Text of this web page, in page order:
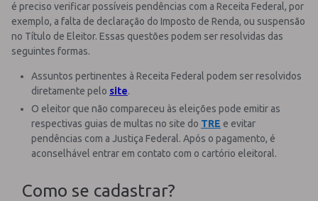
é preciso verificar possíveis pendências com a Receita Federal, por
exemplo, a falta de declaração do Imposto de Renda, ou suspensão
no Título de Eleitor. Essas questões podem ser resolvidas das
seguintes formas.
Assuntos pertinentes à Receita Federal podem ser resolvidos
diretamente pelo site.
O eleitor que não compareceu às eleições pode emitir as
respectivas guias de multas no site do TRE e evitar
pendências com a Justiça Federal. Após o pagamento, é
aconselhável entrar em contato com o cartório eleitoral.
Como se cadastrar?